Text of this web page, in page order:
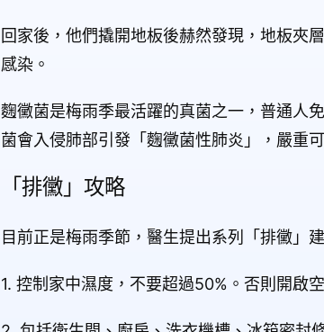
回家後，他們撬開地板後赫然發現，地板夾
感染。
麴黴菌是梅雨季最活躍的真菌之一，普通人
菌會入侵肺部引發「麴黴菌性肺炎」，嚴重
「排黴」攻略
目前正是梅雨季節，醫生提出系列「排黴」建
1. 控制家中濕度，不要超過50%。否則開啟